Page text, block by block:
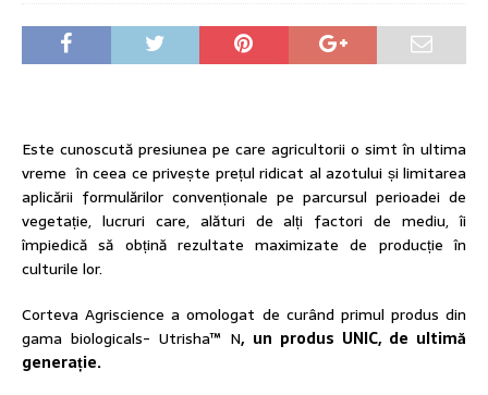
Este cunoscută presiunea pe care agricultorii o simt în ultima
vreme în ceea ce privește prețul ridicat al azotului și limitarea
aplicării formulărilor convenționale pe parcursul perioadei de
vegetație, lucruri care, alături de alți factori de mediu, îi
împiedică să obțină rezultate maximizate de producție în
culturile lor.
Corteva Agriscience a omologat de curând primul produs din
gama biologicals- Utrisha™ N, un produs UNIC, de ultimă
generație.